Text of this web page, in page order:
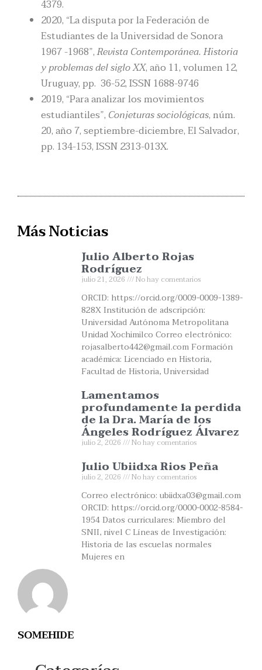
SOMEHIDE
4379.
2020, “La disputa por la Federación de
Estudiantes de la Universidad de Sonora
1967 -1968”,RevistaContemporánea. Historia
y problemas del siglo XX, año 11, volumen 12,
Uruguay, pp. 36-52, ISSN 1688-9746
2019, “Para analizar los movimientos
estudiantiles”, Conjeturas sociológicas, núm.
20, año 7, septiembre-diciembre, El Salvador,
pp. 134-153, ISSN 2313-013X.
Más Noticias
Julio Alberto Rojas
Rodríguez
julio 21, 2026 No hay comentarios
ORCID: https://orcid.org/0009-0009-1389-
828X Institución de adscripción:
Universidad Autónoma Metropolitana
Unidad Xochimilco Correo electrónico:
rojasalberto442@gmail.com Formación
académica: Licenciado en Historia,
Facultad de Historia, Universidad
Lamentamos
profundamente la perdida
de la Dra. María de los
Ángeles Rodríguez Álvarez
julio 2, 2026 No hay comentarios
Julio Ubiidxa Rios Peña
julio 2, 2026 No hay comentarios
Correo electrónico: ubiidxa03@gmail.com
ORCID: https://orcid.org/0000-0002-8584-
1954 Datos curriculares: Miembro del
SNII, nivel C Líneas de Investigación:
Historia de las escuelas normales
Mujeres en